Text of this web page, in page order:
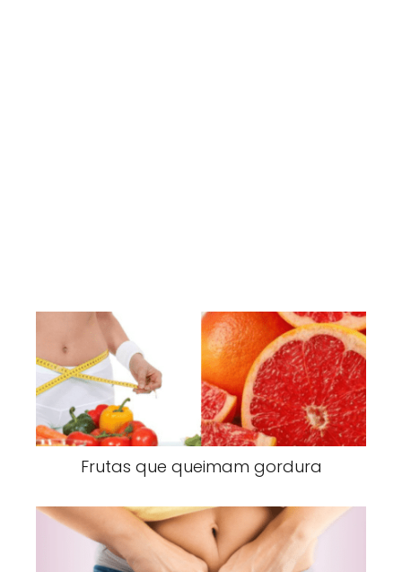
Frutas que queimam gordura